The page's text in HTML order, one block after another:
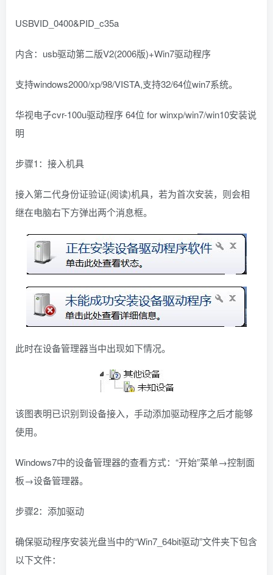
USBVID_0400&PID_c35a
内含：usb驱动第二版V2(2006版)+Win7驱动程序
支持windows2000/xp/98/VISTA,支持32/64位win7系统。
华视电子cvr-100u驱动程序 64位 for winxp/win7/win10安装说
明
步骤1：接入机具
接入第二代身份证验证(阅读)机具，若为首次安装，则会相
继在电脑右下方弹出两个消息框。
此时在设备管理器当中出现如下情况。
该图表明已识别到设备接入，手动添加驱动程序之后才能够
使用。
Windows7中的设备管理器的查看方式：“开始”菜单→控制面
板→设备管理器。
步骤2：添加驱动
确保驱动程序安装光盘当中的“Win7_64bit驱动”文件夹下包含
以下文件：